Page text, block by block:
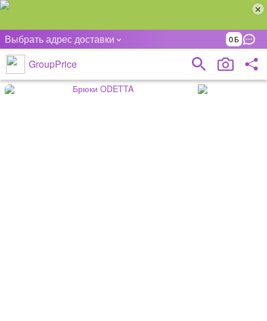
Выбрать адрес доставки 0
GroupPrice